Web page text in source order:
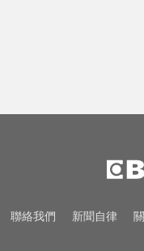
大黎加連2
快訊／台
假」 蔣萬
跨性別參
聯絡我們 新聞自律